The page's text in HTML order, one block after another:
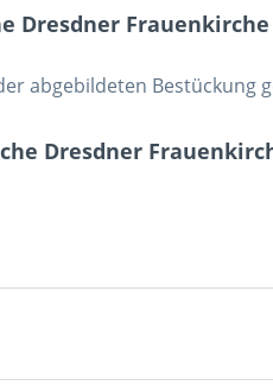
Dresdner
abgebildeten Bestückung
Dresdner